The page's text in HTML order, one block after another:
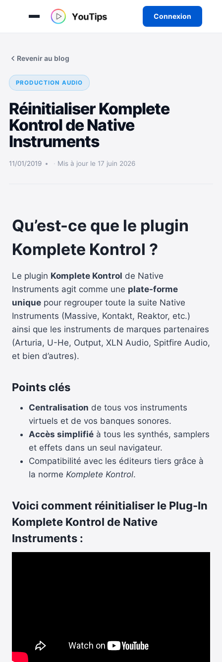
Connexion
Revenir au blog
PRODUCTION AUDIO
Réinitialiser Komplete
Kontrol de Native
Instruments
11/01/2019 Mis à jour le 17 juin 2026
Qu’est-ce que le plugin
Komplete Kontrol ?
Le plugin Komplete Kontrol de Native
Instruments agit comme une plate-forme
unique pour regrouper toute la suite Native
Instruments (Massive, Kontakt, Reaktor, etc.)
ainsi que les instruments de marques partenaires
(Arturia, U-He, Output, XLN Audio, Spitfire Audio,
et bien d’autres).
Points clés
Centralisation de tous vos instruments
virtuels et de vos banques sonores.
Accès simplifié à tous les synthés, samplers
et effets dans un seul navigateur.
Compatibilité avec les éditeurs tiers grâce à
la norme Komplete Kontrol.
Voici comment réinitialiser le Plug-In
Komplete Kontrol de Native
Instruments :